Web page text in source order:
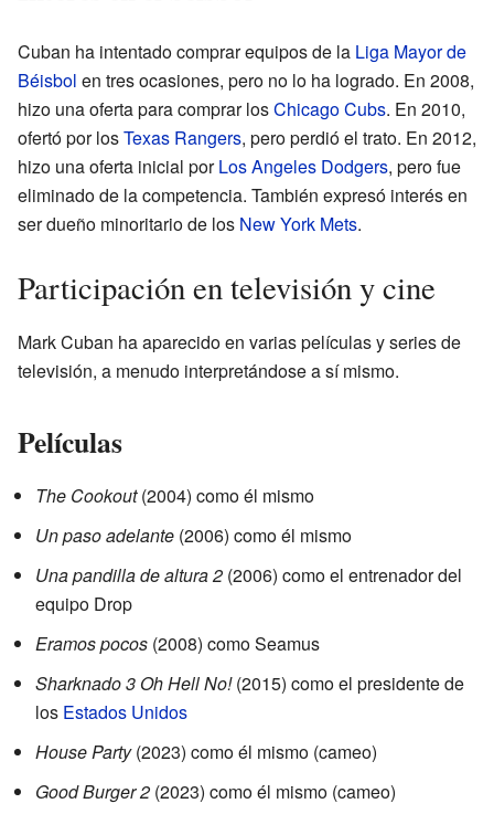
Cuban ha intentado comprar equipos de la Liga Mayor de
Béisbol en tres ocasiones, pero no lo ha logrado. En 2008,
hizo una oferta para comprar losChicago Cubs. En 2010,
ofertó por losTexas Rangers, pero perdió el trato. En 2012,
hizo una oferta inicial porLos Angeles Dodgers, pero fue
eliminado de la competencia. También expresó interés en
ser dueño minoritario de los New York Mets.
Participación en televisión y cine
Mark Cuban ha aparecido en varias películas y series de
televisión, a menudo interpretándose a sí mismo.
Películas
The Cookout(2004) como él mismo
Un paso adelante (2006) como él mismo
Una pandilla de altura 2 (2006) como el entrenador del
equipo Drop
Eramos pocos (2008) como Seamus
Sharknado 3 Oh Hell No!(2015) como el presidente de
los Estados Unidos
House Party(2023) como él mismo (cameo)
Good Burger 2 (2023) como él mismo (cameo)